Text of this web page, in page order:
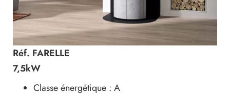
Réf. FARELLE
7,5kW
Classe énergétique : A